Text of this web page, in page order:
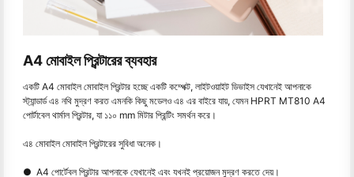
A4 মোবাইল প্রিন্টারের ব্যবহার
একটি A4 মোবাইল মোবাইল প্রিন্টার হচ্ছে একটি কম্পেক্ট, লাইটওয়াইট ডিভাইস যেখানেই আপনাকে
স্ট্যান্ডার্ড এ৪ নথি মুদ্রণ করত এমনকি কিছু মডেলও এ৪ এর বাইরে যায়, যেমন HPRT MT810 A4
পোর্টাবেল থার্মাল প্রিন্টার, যা ১১০ mm মিটার প্রিন্টিং সমর্থন করে।
এ৪ মোবাইল মোবাইল প্রিন্টারের সুবিধা অনেক।
● A4 পোর্টেবল প্রিন্টার আপনাকে যেখানেই এবং যখনই প্রয়োজন মুদ্রণ করতে দেয়।